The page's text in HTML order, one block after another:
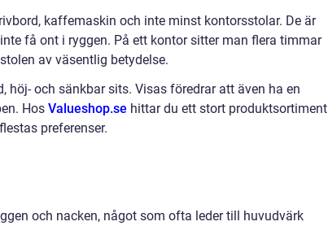
kaffemaskin och inte minst kontorsstolar. De är
få ont i ryggen. På ett kontor sitter man flera timmar
av väsentlig betydelse.
höj- och sänkbar sits. Visas föredrar att även ha en
Hos Valueshop.se hittar du ett stort produktsortiment
preferenser.
och nacken, något som ofta leder till huvudvärk